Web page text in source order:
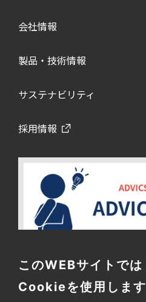
会社情報
製品・技術情報
サステナビリティ
採用情報
このWEBサイトでは
Cookieを使用します